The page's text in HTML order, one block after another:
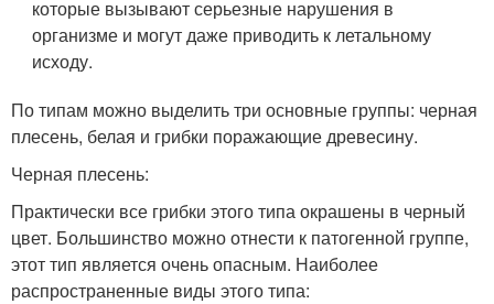
которые вызывают серьезные нарушения в
организме и могут даже приводить к летальному
исходу.
По типам можно выделить три основные группы: черная
плесень, белая и грибки поражающие древесину.
Черная плесень:
Практически все грибки этого типа окрашены в черный
цвет. Большинство можно отнести к патогенной группе,
этот тип является очень опасным. Наиболее
распространенные виды этого типа: